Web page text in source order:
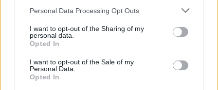
Personal Data Processing Opt Outs
I want to opt-out of the Sharing of my
personal data.
Opted In
I want to opt-out of the Sale of my
Personal Data.
Opted In
motýl jasoň dymnivkový. ČTK to řekl Vilém Jurek z organizace
Hádecká planinka je součástí chráněné krajinné oblasti Moravský
kras, má rozlohu kolem 80 hektarů.
I po 100 letech je cihlová kanalizace v centru Pardubic
v dobrém stavu